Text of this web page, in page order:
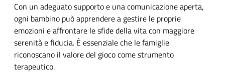
Con un adeguato supporto e una comunicazione aperta,
ogni bambino può apprendere a gestire le proprie
emozioni e affrontare le sfide della vita con maggiore
serenità e fiducia. È essenziale che le famiglie
riconoscano il valore del gioco come strumento
terapeutico.